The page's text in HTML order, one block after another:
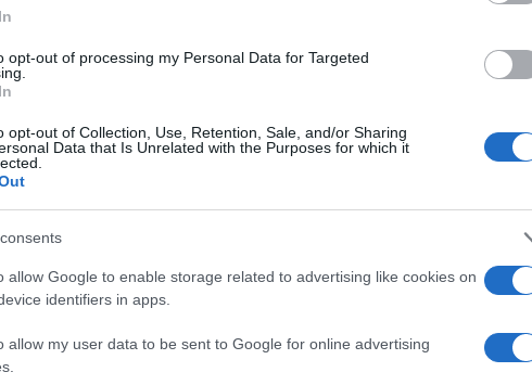
opt-out of processing my Personal Data for Targeted
opt-out of Collection, Use, Retention, Sale, and/or Sharing
Data that Is Unrelated with the Purposes for which it
allow Google to enable storage related to advertising like cookies on
identifiers in apps.
allow my user data to be sent to Google for online advertising
risposta concreta alle aspettative della
lavoro costante di protezione e controllo
della corsa a tappe e influisce sulle
delle prove successive.